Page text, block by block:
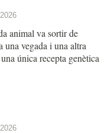
animal va sortir de
una vegada i una altra
única recepta genètica